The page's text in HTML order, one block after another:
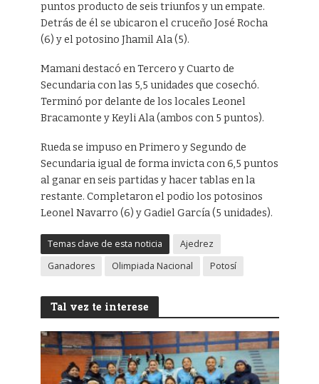
puntos producto de seis triunfos y un empate.
Detrás de él se ubicaron el cruceño José Rocha
(6) y el potosino Jhamil Ala (5).
Mamani destacó en Tercero y Cuarto de
Secundaria con las 5,5 unidades que cosechó.
Terminó por delante de los locales Leonel
Bracamonte y Keyli Ala (ambos con 5 puntos).
Rueda se impuso en Primero y Segundo de
Secundaria igual de forma invicta con 6,5 puntos
al ganar en seis partidas y hacer tablas en la
restante. Completaron el podio los potosinos
Leonel Navarro (6) y Gadiel García (5 unidades).
Temas clave de esta noticia
Ajedrez
Ganadores
Olimpiada Nacional Potosí
Tal vez te interese